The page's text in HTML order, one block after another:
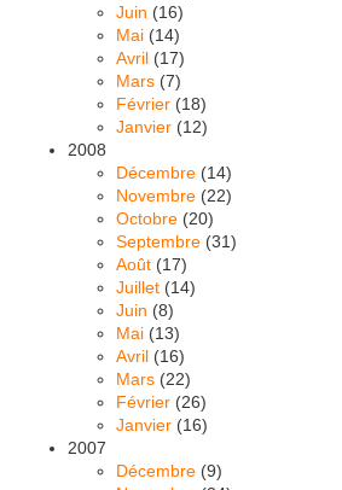
Juin (16)
Mai (14)
Avril (17)
Mars (7)
Février (18)
Janvier (12)
2008
Décembre (14)
Novembre (22)
Octobre (20)
Septembre (31)
Août (17)
Juillet (14)
Juin (8)
Mai (13)
Avril (16)
Mars (22)
Février (26)
Janvier (16)
2007
Décembre (9)